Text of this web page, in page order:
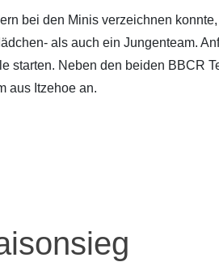
bei den Minis verzeichnen
als auch ein Jungenteam.
starten. Neben den beiden BBCR
aus Itzehoe an.